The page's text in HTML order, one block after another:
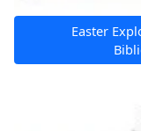
Easter